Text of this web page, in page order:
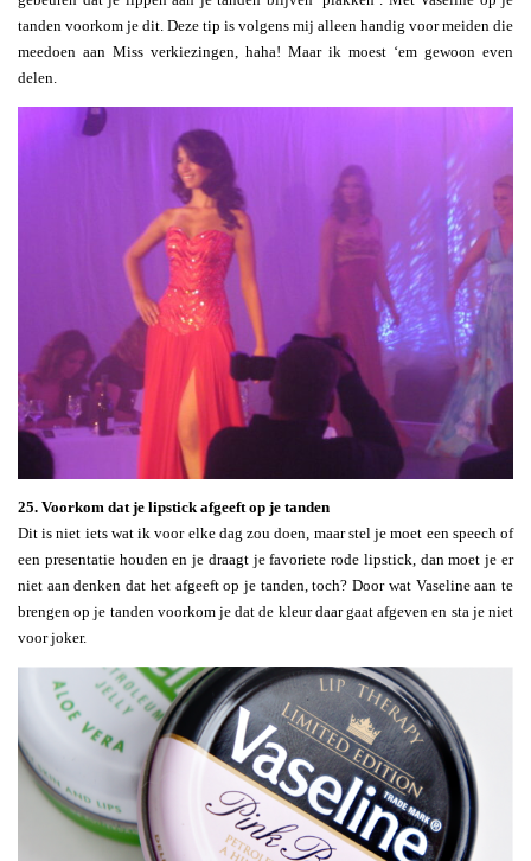
tanden voorkom je dit. Deze tip is volgens mij alleen handig voor meiden die
meedoen aan Miss verkiezingen, haha! Maar ik moest ‘em gewoon even
delen.
25. Voorkom dat je lipstick afgeeft op je tanden
Dit is niet iets wat ik voor elke dag zou doen, maar stel je moet een speech of
een presentatie houden en je draagt je favoriete rode lipstick, dan moet je er
niet aan denken dat het afgeeft op je tanden, toch? Door wat Vaseline aan te
brengen op je tanden voorkom je dat de kleur daar gaat afgeven en sta je niet
voor joker.